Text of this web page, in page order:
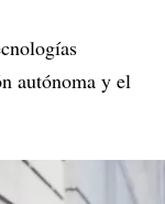
autónoma y el